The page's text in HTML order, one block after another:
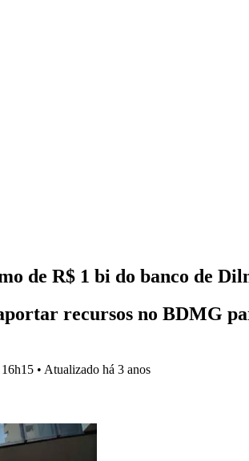
de R$ 1 bi do banco de
recursos no BDMG
• Atualizado há 3 anos